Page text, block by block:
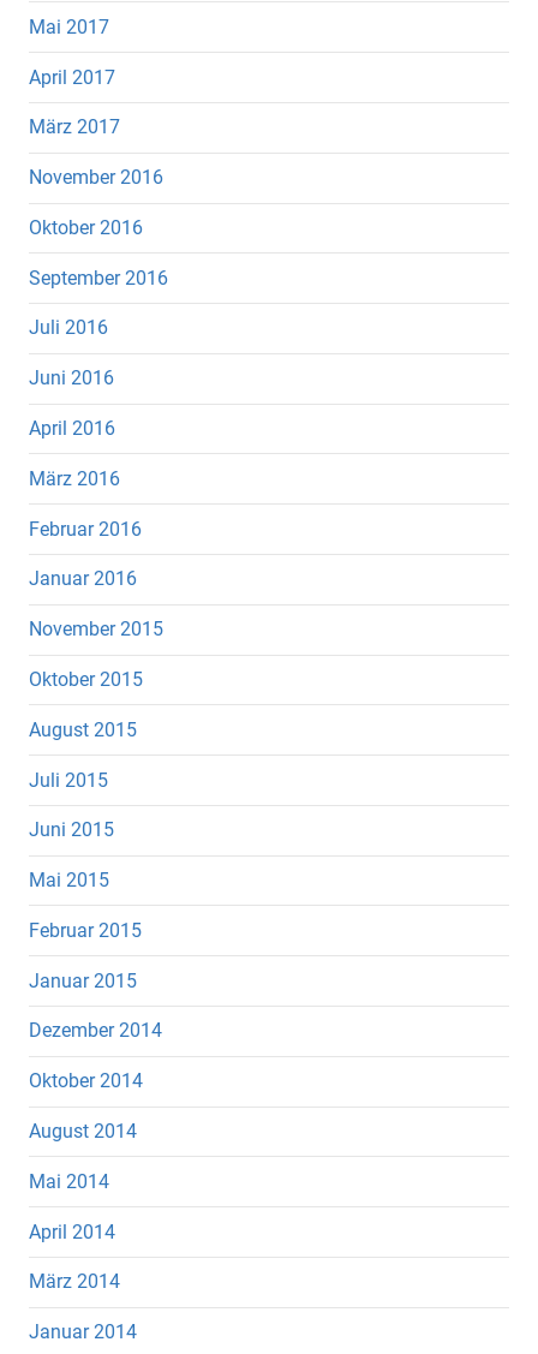
Mai 2017
April 2017
März 2017
November 2016
Oktober 2016
September 2016
Juli 2016
Juni 2016
April 2016
März 2016
Februar 2016
Januar 2016
November 2015
Oktober 2015
August 2015
Juli 2015
Juni 2015
Mai 2015
Februar 2015
Januar 2015
Dezember 2014
Oktober 2014
August 2014
Mai 2014
April 2014
März 2014
Januar 2014